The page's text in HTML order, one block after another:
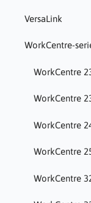
VersaLink
WorkCentre-
WorkCentre
WorkCentre
WorkCentre
WorkCentre
WorkCentre